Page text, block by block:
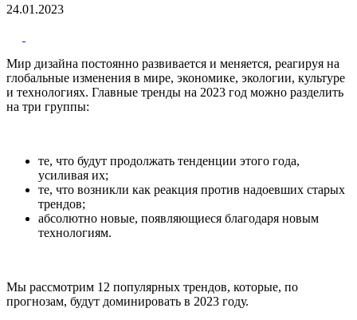
24.01.2023
Мир дизайна постоянно развивается и меняется, реагируя на
глобальные изменения в мире, экономике, экологии, культуре
и технологиях. Главные тренды на 2023 год можно разделить
на три группы:
те, что будут продолжать тенденции этого года,
усиливая их;
те, что возникли как реакция против надоевших старых
трендов;
абсолютно новые, появляющиеся благодаря новым
технологиям.
Мы рассмотрим 12 популярных трендов, которые, по
прогнозам, будут доминировать в 2023 году.